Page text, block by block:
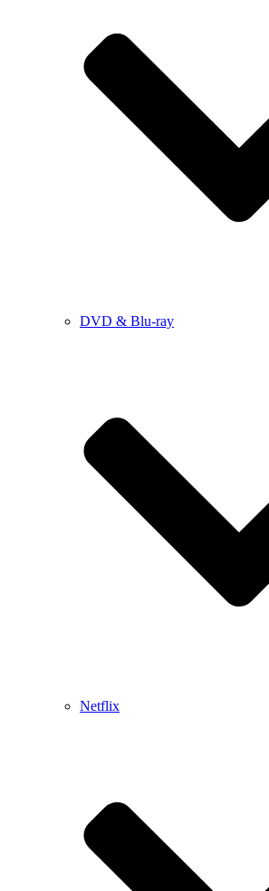
DVD & Blu-ray
Netflix